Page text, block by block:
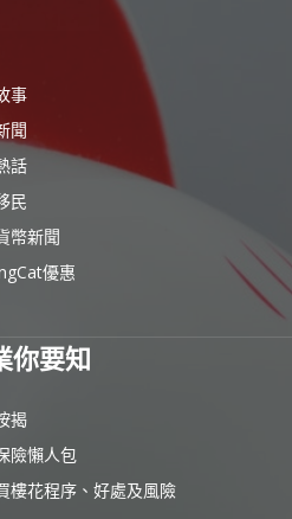
事
聞
話
民
幣新聞
優惠
你要知
揭
險懶人包
樓花程序、好處及風險